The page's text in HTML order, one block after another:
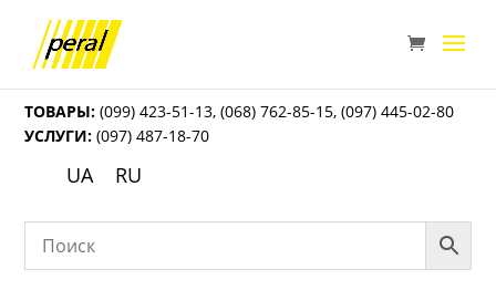
ТОВАРЫ: (099) 423-51-13,(068) 762-85-15,(097) 445-02-80
УСЛУГИ: (097) 487-18-70
UA RU